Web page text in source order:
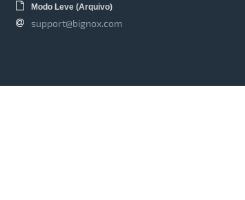
Modo Leve (Arquivo)
support@bignox.com